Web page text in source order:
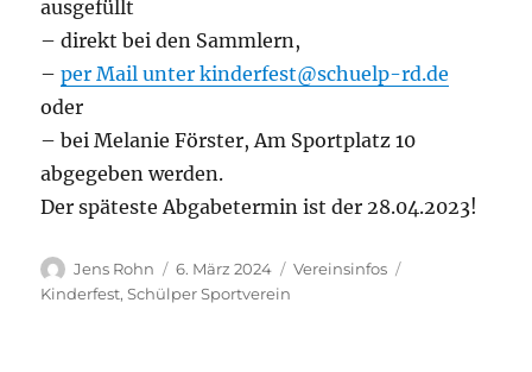
ausgefüllt
– direkt bei den Sammlern,
–per Mail unter kinderfest@schuelp-rd.de
oder
– bei Melanie Förster, Am Sportplatz 10
abgegeben werden.
Der späteste Abgabetermin ist der 28.04.2023!
Autor
Jens Rohn
Veröffentlicht
am
6. März 2024 Kategorien
Vereinsinfos
Kinderfest,Schülper Sportverein